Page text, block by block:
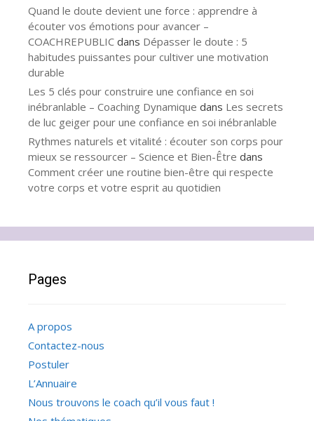
Quand le doute devient une force : apprendre à
écouter vos émotions pour avancer –
COACHREPUBLIC dans Dépasser le doute : 5
habitudes puissantes pour cultiver une motivation
durable
Les 5 clés pour construire une confiance en soi
inébranlable – Coaching Dynamique dans Les secrets
de luc geiger pour une confiance en soi inébranlable
Rythmes naturels et vitalité : écouter son corps pour
mieux se ressourcer – Science et Bien-Être dans
Comment créer une routine bien-être qui respecte
votre corps et votre esprit au quotidien
Pages
A propos
Contactez-nous
Postuler
L’Annuaire
Nous trouvons le coach qu’il vous faut !